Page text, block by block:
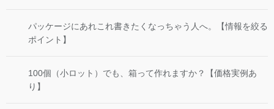
パッケージにあれこれ書きたくなっちゃう人へ。【情報を絞る
ポイント】
100個（小ロット）でも、箱って作れますか？【価格実例あ
り】